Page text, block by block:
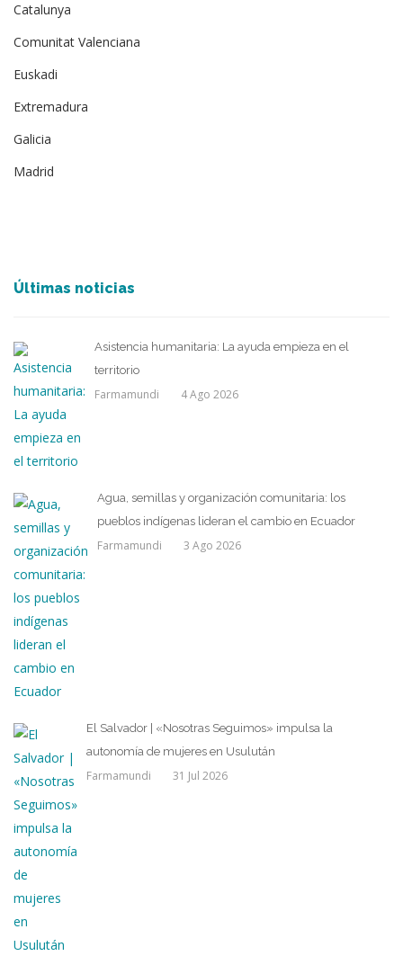
Catalunya
Comunitat Valenciana
Euskadi
Extremadura
Galicia
Madrid
Últimas noticias
Asistencia humanitaria: La ayuda empieza en el
territorio
Farmamundi 4 Ago 2026
Agua, semillas y organización comunitaria: los
pueblos indígenas lideran el cambio en Ecuador
Farmamundi 3 Ago 2026
El Salvador | «Nosotras Seguimos» impulsa la
autonomía de mujeres en Usulután
Farmamundi 31 Jul 2026